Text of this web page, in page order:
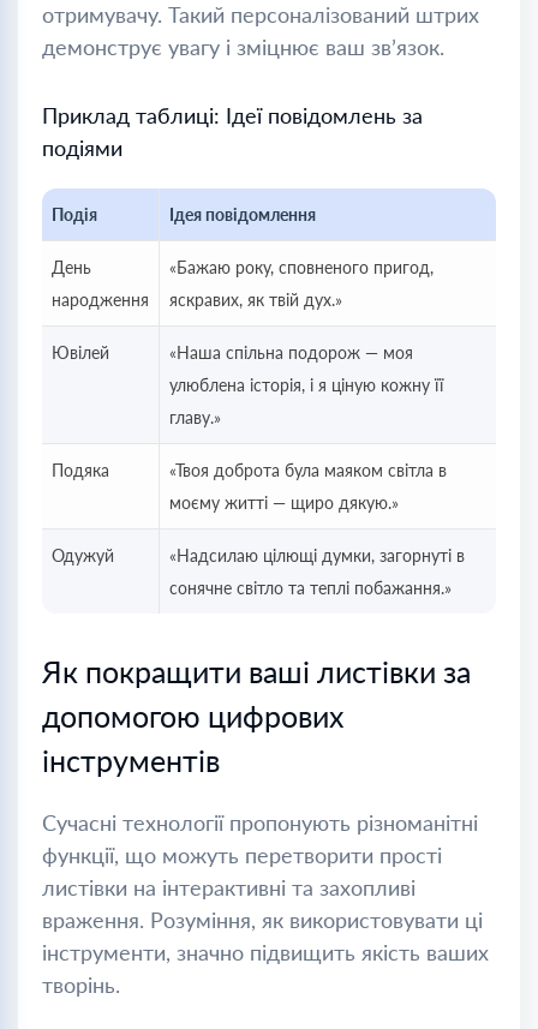
отримувачу. Такий персоналізований штрих
демонструє увагу і зміцнює ваш зв’язок.
Приклад таблиці: Ідеї повідомлень за
подіями
Подія Ідея повідомлення
День
народження
«Бажаю року, сповненого пригод,
яскравих, як твій дух.»
Ювілей
«Наша спільна подорож — моя
улюблена історія, і я ціную кожну її
главу.»
Подяка
«Твоя доброта була маяком світла в
моєму житті — щиро дякую.»
Одужуй
«Надсилаю цілющі думки, загорнуті в
сонячне світло та теплі побажання.»
Як покращити ваші листівки за
допомогою цифрових
інструментів
Сучасні технології пропонують різноманітні
функції, що можуть перетворити прості
листівки на інтерактивні та захопливі
враження. Розуміння, як використовувати ці
інструменти, значно підвищить якість ваших
творінь.